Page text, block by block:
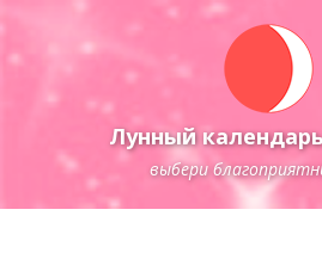
Лунный
выбери